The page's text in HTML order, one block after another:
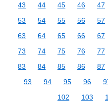
43
44 45 46 47
53
54 55 56 57
63
64 65 66 67
73
74 75 76 77
83
84 85 86 87
93
94 95 96
102
103